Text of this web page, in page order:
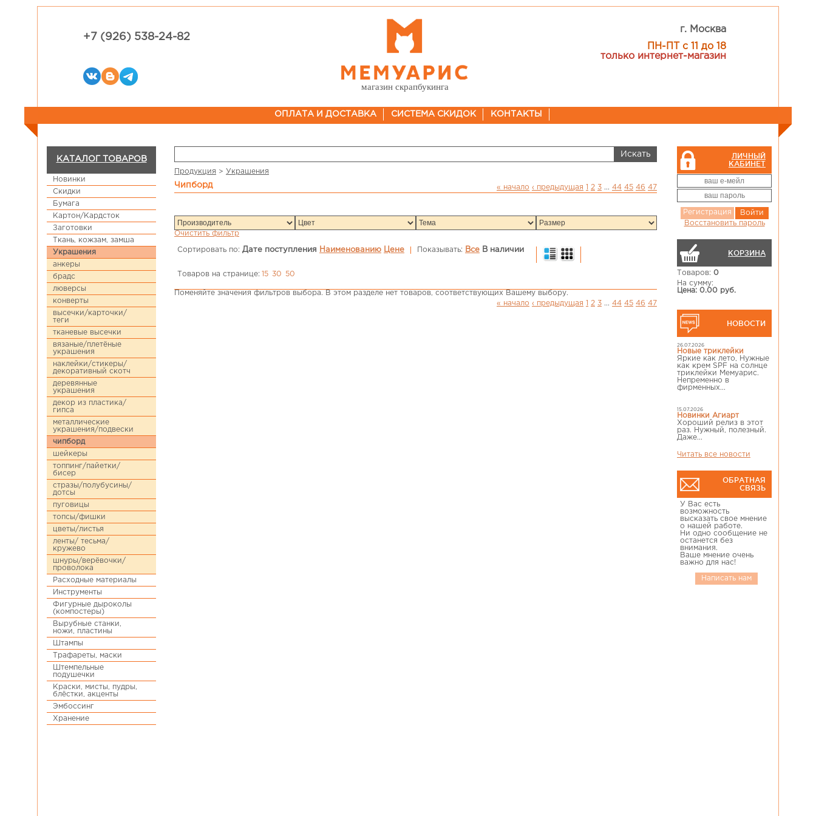
+7 (926) 538-24-82
магазин скрапбукинга
г. Москва
ПН-ПТ с 11 до 18
только интернет-магазин
ОПЛАТА И ДОСТАВКА СИСТЕМА СКИДОК КОНТАКТЫ
КАТАЛОГ ТОВАРОВ
Новинки
Скидки
Бумага
Картон/Кардсток
Заготовки
Ткань, кожзам, замша
Украшения
анкеры
брадс
люверсы
конверты
высечки/карточки/
теги
тканевые высечки
вязаные/плетёные
украшения
наклейки/стикеры/
декоративный скотч
деревянные
украшения
декор из пластика/
гипса
металлические
украшения/подвески
чипборд
шейкеры
топпинг/пайетки/
бисер
стразы/полубусины/
дотсы
пуговицы
топсы/фишки
цветы/листья
ленты/ тесьма/
кружево
шнуры/верёвочки/
проволока
Расходные материалы
Инструменты
Фигурные дыроколы
(компостеры)
Вырубные станки,
ножи, пластины
Штампы
Трафареты, маски
Штемпельные
подушечки
Краски, мисты, пудры,
блёстки, акценты
Эмбоссинг
Хранение
ЛИЧНЫЙ
КАБИНЕТ
Регистрация
Войти
Восстановить пароль
КОРЗИНА
Товаров: 0
На сумму:
Цена: 0.00 руб.
НОВОСТИ
26.07.2026
Новые триклейки
Яркие как лето, Нужные
как крем SPF на солнце
триклейки Мемуарис.
Непременно в
фирменных...
15.07.2026
Новинки Агиарт
Хороший релиз в этот
раз. Нужный, полезный.
Даже...
Читать все новости
ОБРАТНАЯ
СВЯЗЬ
У Вас есть
возможность
высказать свое мнение
о нашей работе.
Ни одно сообщение не
останется без
внимания.
Ваше мнение очень
важно для нас!
Написать нам
Продукция > Украшения
чипборд « начало ‹ предыдущая 1 2 3 ... 44 45 46 47
Очистить фильтр
Сортировать по: Дате поступления Наименованию Цене Показывать: Все В наличии
Товаров на странице: 15 30 50
Поменяйте значения фильтров выбора. В этом разделе нет товаров, соответствующих Вашему выбору.
« начало ‹ предыдущая 1 2 3 ... 44 45 46 47